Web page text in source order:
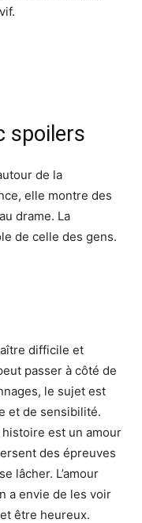
spoilers
de la
elle montre des
drame. La
de celle des gens.
difficile et
passer à côté de
le sujet est
et de sensibilité.
est un amour
des épreuves
lâcher. L’amour
a envie de les voir
être heureux.